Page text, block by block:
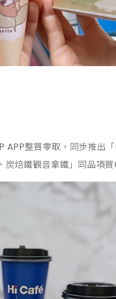
APP整買零取，同步推出
炭焙鐵觀音拿鐵」同品項